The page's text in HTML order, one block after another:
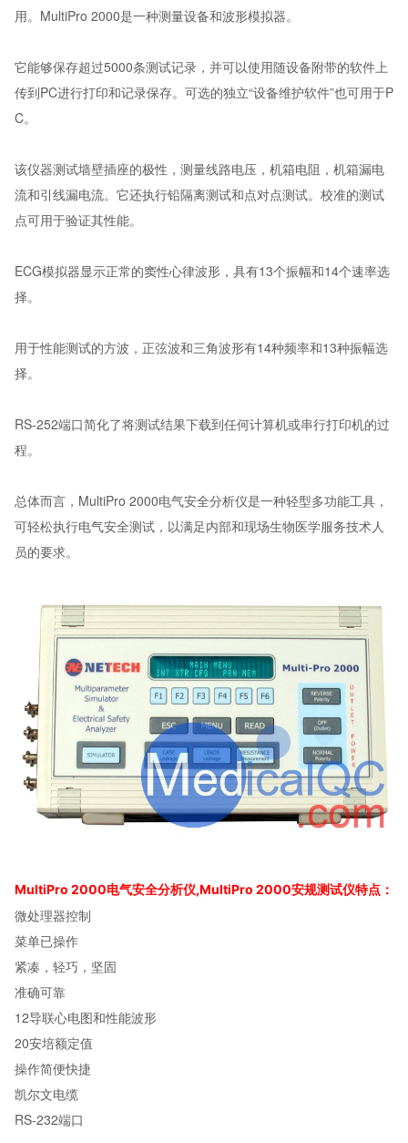
用。MultiPro 2000是一种测量设备和波形模拟器。
它能够保存超过5000条测试记录，并可以使用随设备附带的软件上
传到PC进行打印和记录保存。可选的独立“设备维护软件”也可用于P
C。
该仪器测试墙壁插座的极性，测量线路电压，机箱电阻，机箱漏电
流和引线漏电流。它还执行铅隔离测试和点对点测试。校准的测试
点可用于验证其性能。
ECG模拟器显示正常的窦性心律波形，具有13个振幅和14个速率选
择。
用于性能测试的方波，正弦波和三角波形有14种频率和13种振幅选
择。
RS-252端口简化了将测试结果下载到任何计算机或串行打印机的过
程。
总体而言，MultiPro 2000电气安全分析仪是一种轻型多功能工具，
可轻松执行电气安全测试，以满足内部和现场生物医学服务技术人
员的要求。
MultiPro 2000电气安全分析仪,MultiPro 2000安规测试仪特点：
微处理器控制
菜单已操作
紧凑，轻巧，坚固
准确可靠
12导联心电图和性能波形
20安培额定值
操作简便快捷
凯尔文电缆
RS-232端口